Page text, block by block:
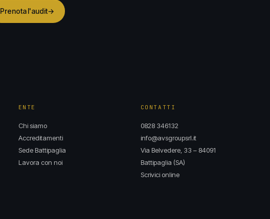
Prenota l'audit→
ENTE
Chi siamo
Accreditamenti
Sede Battipaglia
Lavora con noi
CONTATTI
0828 346132
info@avsgroupsrl.it
Via Belvedere, 33 – 84091
Battipaglia (SA)
Scrivici online